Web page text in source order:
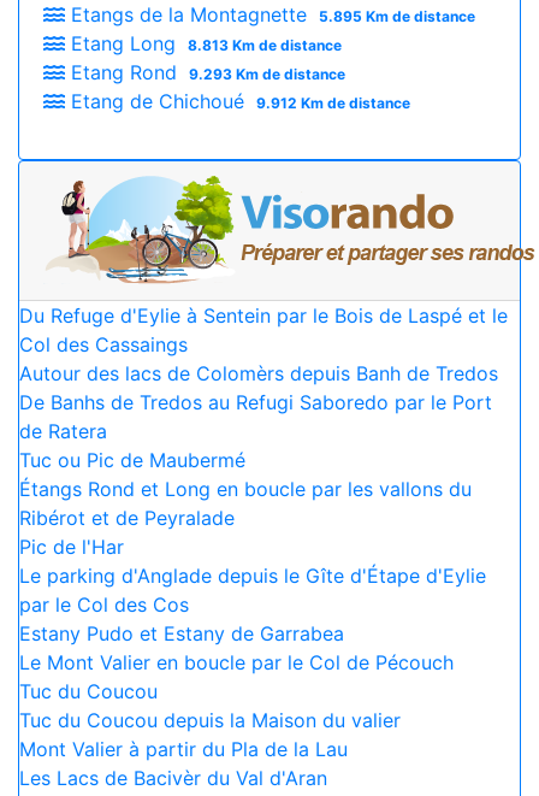
Etangs de la Montagnette 5.895 Km de distance
Etang Long 8.813 Km de distance
Etang Rond 9.293 Km de distance
Etang de Chichoué 9.912 Km de distance
Du Refuge d'Eylie à Sentein par le Bois de Laspé et le
Col des Cassaings
Autour des lacs de Colomèrs depuis Banh de Tredos
De Banhs de Tredos au Refugi Saboredo par le Port
de Ratera
Tuc ou Pic de Maubermé
Étangs Rond et Long en boucle par les vallons du
Ribérot et de Peyralade
Pic de l'Har
Le parking d'Anglade depuis le Gîte d'Étape d'Eylie
par le Col des Cos
Estany Pudo et Estany de Garrabea
Le Mont Valier en boucle par le Col de Pécouch
Tuc du Coucou
Tuc du Coucou depuis la Maison du valier
Mont Valier à partir du Pla de la Lau
Les Lacs de Bacivèr du Val d'Aran